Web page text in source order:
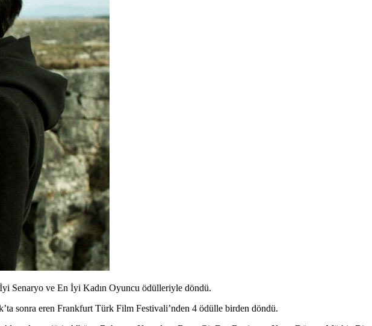
Senaryo ve En İyi Kadın Oyuncu ödülleriyle döndü.
sonra eren Frankfurt Türk Film Festivali’nden 4 ödülle birden döndü.